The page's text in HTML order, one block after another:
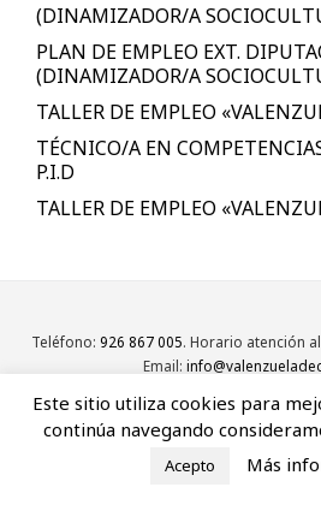
(DINAMIZADOR/A
PLAN DE EMPLEO EXT.
(DINAMIZADOR/A
TALLER DE EMPLEO
TÉCNICO/A EN
P.I.D
TALLER DE EMPLEO
Teléfono: 926 867 005. Horario atención
Email:
2019 - 2026 Valenzuela de Calatrava |
Este sitio utiliza cookies para
continúa navegando
Acepto Más